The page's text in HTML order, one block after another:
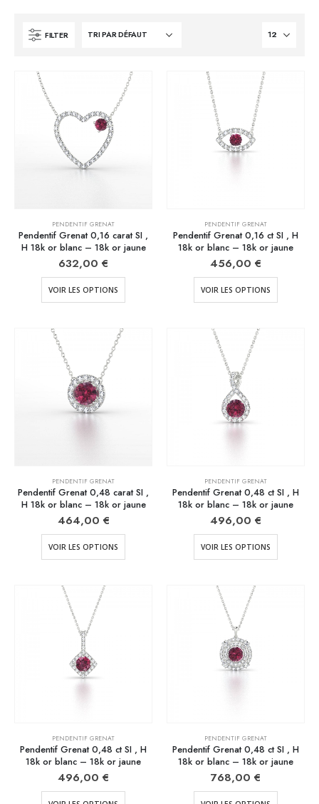
FILTER
PENDENTIF GRENAT
Pendentif Grenat 0,16 carat SI ,
H 18k or blanc – 18k or jaune
632,00 €
VOIR LES OPTIONS
PENDENTIF GRENAT
Pendentif Grenat 0,16 ct SI , H
18k or blanc – 18k or jaune
456,00 €
VOIR LES OPTIONS
PENDENTIF GRENAT
Pendentif Grenat 0,48 carat SI ,
H 18k or blanc – 18k or jaune
464,00 €
VOIR LES OPTIONS
PENDENTIF GRENAT
Pendentif Grenat 0,48 ct SI , H
18k or blanc – 18k or jaune
496,00 €
VOIR LES OPTIONS
PENDENTIF GRENAT
Pendentif Grenat 0,48 ct SI , H
18k or blanc – 18k or jaune
496,00 €
PENDENTIF GRENAT
Pendentif Grenat 0,48 ct SI , H
18k or blanc – 18k or jaune
768,00 €